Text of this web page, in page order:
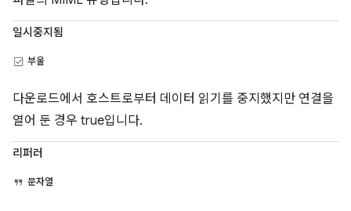
일시중지됨
부울
다운로드에서 호스트로부터 데이터 읽기를 중지했지만 연결을
열어 둔 경우 true입니다.
리퍼러
문자열